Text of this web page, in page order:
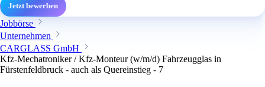
Jetzt bewerben
Jobbörse
Unternehmen
CARGLASS GmbH
Kfz-Mechatroniker / Kfz-Monteur (w/m/d) Fahrzeugglas in
Fürstenfeldbruck - auch als Quereinstieg - 7